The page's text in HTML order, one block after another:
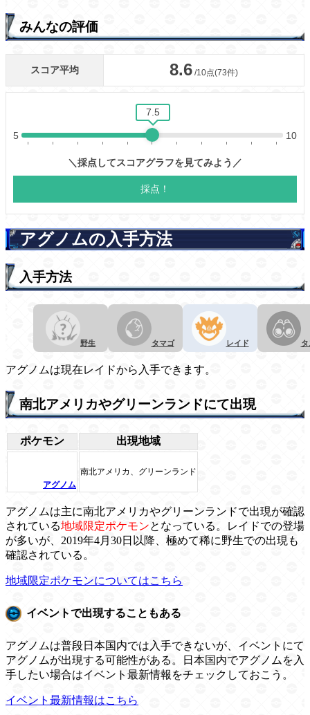
みんなの評価
アグノムの入手方法
入手方法
野生 タマゴ レイド
アグノムは現在レイドから入手できます。
南北アメリカやグリーンランドにて出現
ポケモン 出現地域
アグノム
南北アメリカ、グリーンランド
アグノムは主に南北アメリカやグリーンランドで出現が確認
されている地域限定ポケモンとなっている。レイドでの登場
が多いが、2019年4月30日以降、極めて稀に野生での出現も
確認されている。
地域限定ポケモンについてはこちら
イベントで出現することもある
アグノムは普段日本国内では入手できないが、イベントにて
アグノムが出現する可能性がある。日本国内でアグノムを入
手したい場合はイベント最新情報をチェックしておこう。
イベント最新情報はこちら